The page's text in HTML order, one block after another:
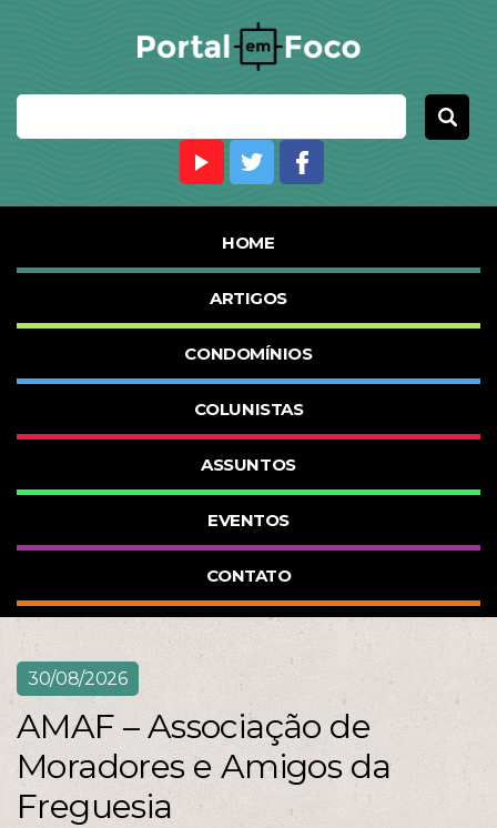
HOME
ARTIGOS
CONDOMÍNIOS
COLUNISTAS
ASSUNTOS
EVENTOS
CONTATO
30/08/2026
AMAF – Associação de
Moradores e Amigos da
Freguesia